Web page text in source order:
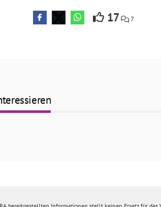
17 7
bereitgestellten Informationen stellt keinen Ersatz für das